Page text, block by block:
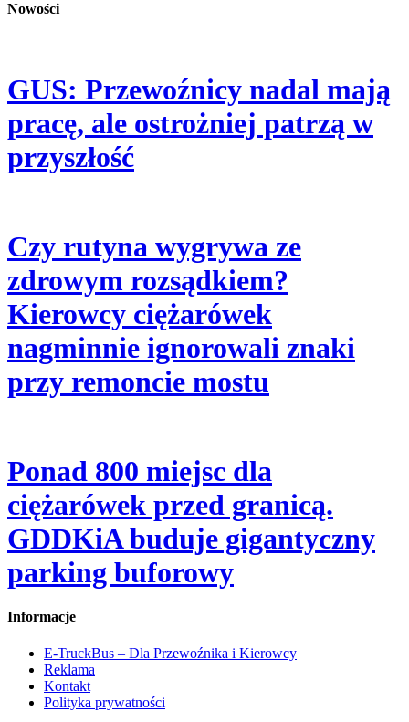
Nowości
GUS: Przewoźnicy nadal mają
pracę, ale ostrożniej patrzą w
przyszłość
Czy rutyna wygrywa ze
zdrowym rozsądkiem?
Kierowcy ciężarówek
nagminnie ignorowali znaki
przy remoncie mostu
Ponad 800 miejsc dla
ciężarówek przed granicą.
GDDKiA buduje gigantyczny
parking buforowy
Informacje
E-TruckBus – Dla Przewoźnika i Kierowcy
Reklama
Kontakt
Polityka prywatności